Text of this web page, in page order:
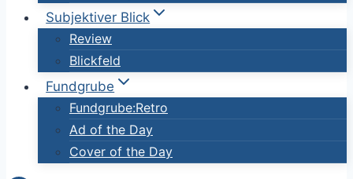
Subjektiver Blick
Review
Blickfeld
Fundgrube
Fundgrube:Retro
Ad of the Day
Cover of the Day